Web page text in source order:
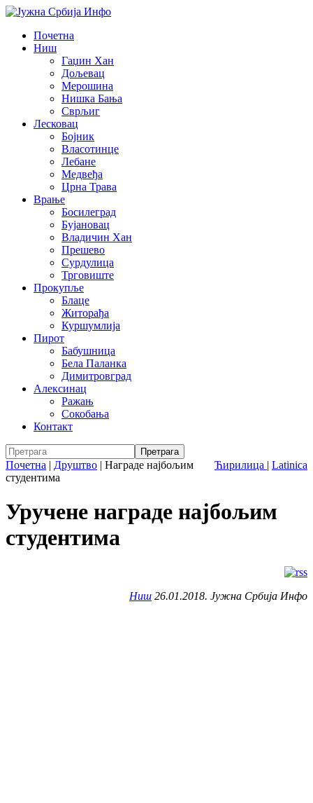
Почетна
Ниш
Гаџин Хан
Дољевац
Мерошина
Нишка Бања
Сврљиг
Лесковац
Бојник
Власотинце
Лебане
Медвеђа
Црна Трава
Врање
Босилеград
Бујановац
Владичин Хан
Прешево
Сурдулица
Трговиште
Прокупље
Блаце
Житорађа
Куршумлија
Пирот
Бабушница
Бела Паланка
Димитровград
Алексинац
Ражањ
Сокобања
Контакт
Ћирилица | Latinica
Почетна | Друштво | Награде најбољим
студентима
Уручене награде најбољим
студентима
Ниш 26.01.2018. Јужна Србија Инфо